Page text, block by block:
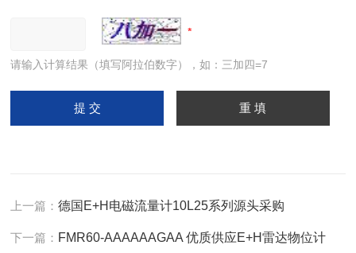
请输入计算结果（填写阿拉伯数字），如：三加四=7
上一篇：德国E+H电磁流量计10L25系列源头采购
下一篇： FMR60-AAAAAAGAA 优质供应E+H雷达物位计